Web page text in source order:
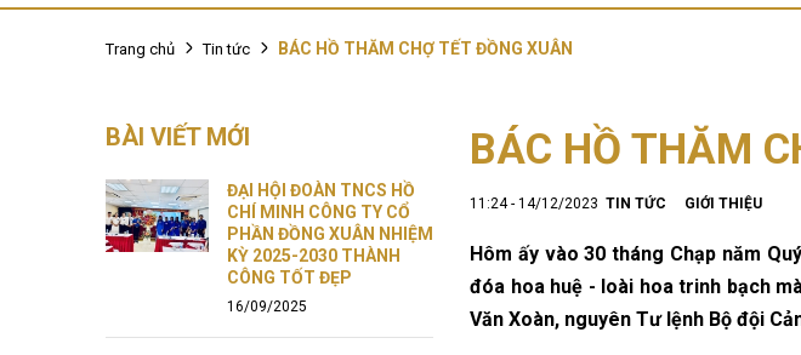
Trang chủ Tin tức BÁC HỒ THĂM CHỢ TẾT ĐỒNG XUÂN
BÀI VIẾT MỚI
ĐẠI HỘI ĐOÀN TNCS HỒ
CHÍ MINH CÔNG TY CỔ
PHẦN ĐỒNG XUÂN NHIỆM
KỲ 2025-2030 THÀNH
CÔNG TỐT ĐẸP
16/09/2025
BÁC HỒ THĂM
11:24 - 14/12/2023 TIN TỨC GIỚI THIỆU
Hôm ấy vào 30 tháng Chạp năm
đóa hoa huệ - loài hoa trinh bạch
Văn Xoàn, nguyên Tư lệnh Bộ đội